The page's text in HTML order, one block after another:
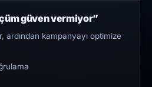
güven vermiyor”
ardından kampanyayı optimize